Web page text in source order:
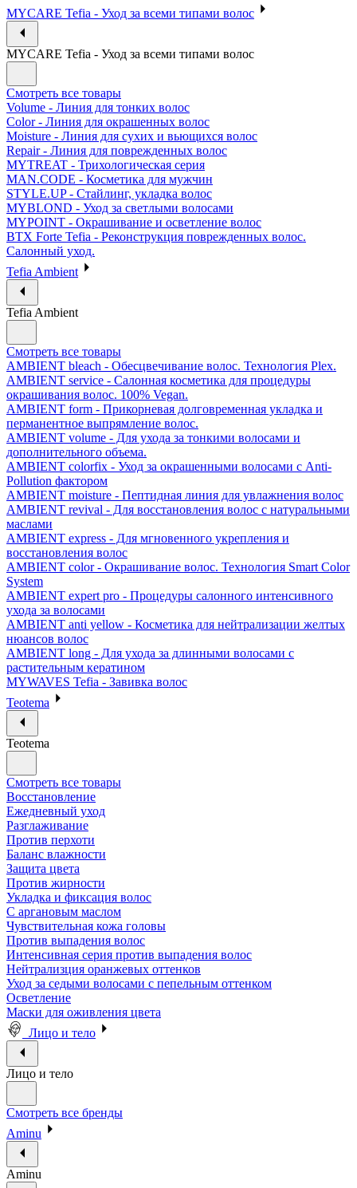
MYCARE Tefia - Уход за всеми типами волос
MYCARE Tefia - Уход за всеми типами волос
Смотреть все товары
Volume - Линия для тонких волос
Color - Линия для окрашенных волос
Moisture - Линия для сухих и вьющихся волос
Repair - Линия для поврежденных волос
MYTREAT - Трихологическая серия
MAN.CODE - Косметика для мужчин
STYLE.UP - Стайлинг, укладка волос
MYBLOND - Уход за светлыми волосами
MYPOINT - Окрашивание и осветление волос
BTX Forte Tefia - Реконструкция поврежденных волос.
Салонный уход.
Tefia Ambient
Tefia Ambient
Смотреть все товары
AMBIENT bleach - Обесцвечивание волос. Технология Plex.
AMBIENT service - Салонная косметика для процедуры
окрашивания волос. 100% Vegan.
AMBIENT form - Прикорневая долговременная укладка и
перманентное выпрямление волос.
AMBIENT volume - Для ухода за тонкими волосами и
дополнительного объема.
AMBIENT colorfix - Уход за окрашенными волосами с Anti-
Pollution фактором
AMBIENT moisture - Пептидная линия для увлажнения волос
AMBIENT revival - Для восстановления волос с натуральными
маслами
AMBIENT express - Для мгновенного укрепления и
восстановления волос
AMBIENT color - Окрашивание волос. Технология Smart Color
System
AMBIENT expert pro - Процедуры салонного интенсивного
ухода за волосами
AMBIENT anti yellow - Косметика для нейтрализации желтых
нюансов волос
AMBIENT long - Для ухода за длинными волосами с
растительным кератином
MYWAVES Tefia - Завивка волос
Teotema
Teotema
Смотреть все товары
Восстановление
Ежедневный уход
Разглаживание
Против перхоти
Баланс влажности
Защита цвета
Против жирности
Укладка и фиксация волос
С аргановым маслом
Чувствительная кожа головы
Против выпадения волос
Интенсивная серия против выпадения волос
Нейтрализция оранжевых оттенков
Уход за седыми волосами с пепельным оттенком
Осветление
Маски для оживления цвета
Лицо и тело
Лицо и тело
Смотреть все бренды
Aminu
Aminu